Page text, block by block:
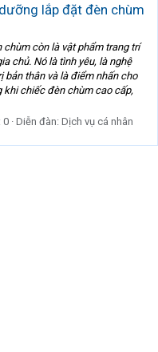
lắp đặt đèn chùm
còn là vật phẩm trang trí
chủ. Nó là tình yêu, là nghệ
bản thân và là điểm nhấn cho
khi chiếc đèn chùm cao cấp,
0 Diễn đàn: Dịch vụ cá nhân